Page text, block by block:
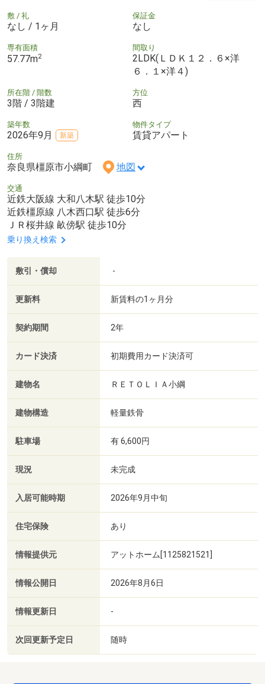
敷 / 礼
なし / 1ヶ月
保証金
なし
専有面積
57.77m2
間取り
2LDK(ＬＤＫ１２．６×洋
６．１×洋４)
所在階 / 階数
3階 / 3階建
方位
西
築年数
2026年9月 新築
物件タイプ
賃貸アパート
住所
奈良県橿原市小綱町 地図
交通
近鉄大阪線 大和八木駅 徒歩10分
近鉄橿原線 八木西口駅 徒歩6分
ＪＲ桜井線 畝傍駅 徒歩10分
乗り換え検索
敷引・償却 -
更新料 新賃料の1ヶ月分
契約期間 2年
カード決済 初期費用カード決済可
建物名 ＲＥＴＯＬＩＡ小綱
建物構造 軽量鉄骨
駐車場 有 6,600円
現況 未完成
入居可能時期 2026年9月中旬
住宅保険 あり
情報提供元 アットホーム[1125821521]
情報公開日 2026年8月6日
情報更新日 -
次回更新予定日 随時